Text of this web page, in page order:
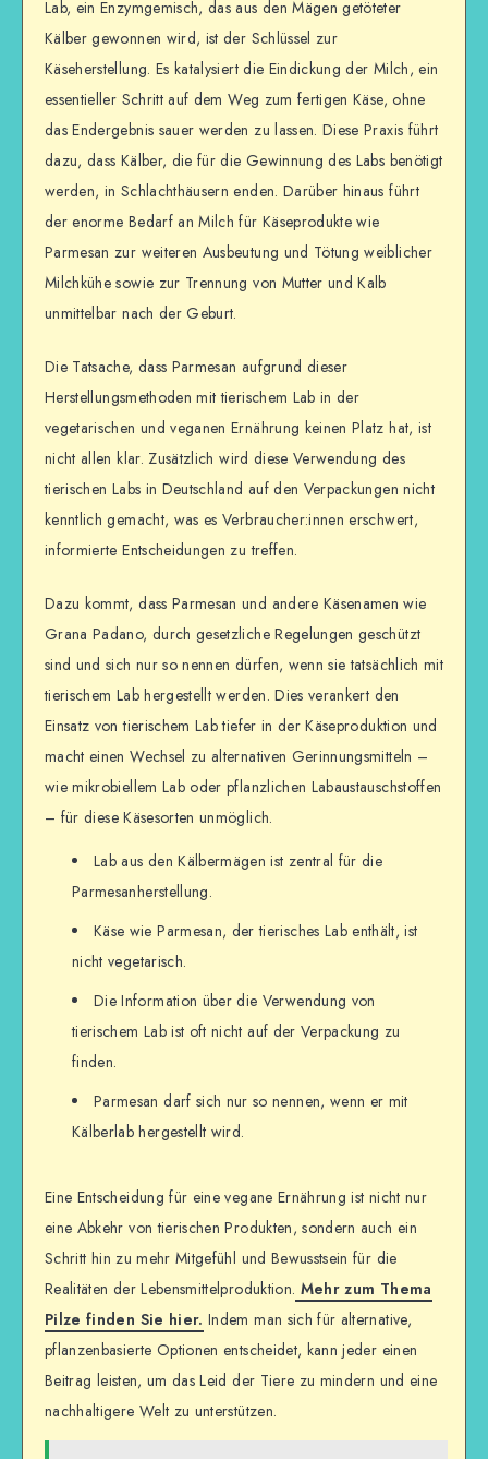
Lab, ein Enzymgemisch, das aus den Mägen getöteter
Kälber gewonnen wird, ist der Schlüssel zur
Käseherstellung. Es katalysiert die Eindickung der Milch, ein
essentieller Schritt auf dem Weg zum fertigen Käse, ohne
das Endergebnis sauer werden zu lassen. Diese Praxis führt
dazu, dass Kälber, die für die Gewinnung des Labs benötigt
werden, in Schlachthäusern enden. Darüber hinaus führt
der enorme Bedarf an Milch für Käseprodukte wie
Parmesan zur weiteren Ausbeutung und Tötung weiblicher
Milchkühe sowie zur Trennung von Mutter und Kalb
unmittelbar nach der Geburt.
Die Tatsache, dass Parmesan aufgrund dieser
Herstellungsmethoden mit tierischem Lab in der
vegetarischen und veganen Ernährung keinen Platz hat, ist
nicht allen klar. Zusätzlich wird diese Verwendung des
tierischen Labs in Deutschland auf den Verpackungen nicht
kenntlich gemacht, was es Verbraucher:innen erschwert,
informierte Entscheidungen zu treffen.
Dazu kommt, dass Parmesan und andere Käsenamen wie
Grana Padano, durch gesetzliche Regelungen geschützt
sind und sich nur so nennen dürfen, wenn sie tatsächlich mit
tierischem Lab hergestellt werden. Dies verankert den
Einsatz von tierischem Lab tiefer in der Käseproduktion und
macht einen Wechsel zu alternativen Gerinnungsmitteln –
wie mikrobiellem Lab oder pflanzlichen Labaustauschstoffen
– für diese Käsesorten unmöglich.
Lab aus den Kälbermägen ist zentral für die
Parmesanherstellung.
Käse wie Parmesan, der tierisches Lab enthält, ist
nicht vegetarisch.
Die Information über die Verwendung von
tierischem Lab ist oft nicht auf der Verpackung zu
finden.
Parmesan darf sich nur so nennen, wenn er mit
Kälberlab hergestellt wird.
Eine Entscheidung für eine vegane Ernährung ist nicht nur
eine Abkehr von tierischen Produkten, sondern auch ein
Schritt hin zu mehr Mitgefühl und Bewusstsein für die
Realitäten der Lebensmittelproduktion. Mehr zum Thema
Pilze finden Sie hier. Indem man sich für alternative,
pflanzenbasierte Optionen entscheidet, kann jeder einen
Beitrag leisten, um das Leid der Tiere zu mindern und eine
nachhaltigere Welt zu unterstützen.